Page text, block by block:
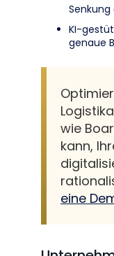
Senkung
KI-
genaue
wie
kann,
eine